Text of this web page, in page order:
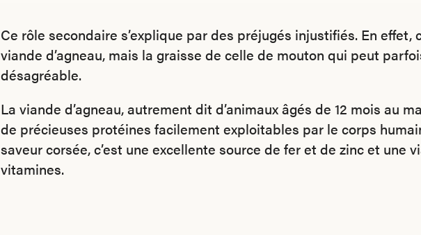
Ce rôle secondaire s’explique par des préjugés injustifiés. En effet,
viande d’agneau, mais la graisse de celle de mouton qui peut
désagréable.
La viande d’agneau, autrement dit d’animaux âgés de 12 mois au
de précieuses protéines facilement exploitables par le corps
saveur corsée, c’est une excellente source de fer et de zinc et une
vitamines.